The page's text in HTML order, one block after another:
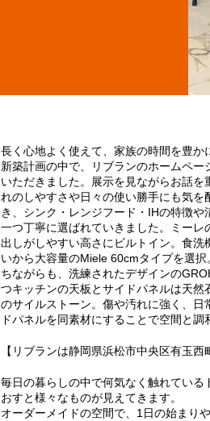
長く心地よく使えて、家族の時間を豊
新築計画の中で、リブランのホームペ
いただきました。展示を見ながらお話
れのしやすさや日々の使い勝手にも気
き、シンク・レンジフード・IHの特徴
一つ丁寧に選ばれていきました。ミー
出しがしやすい高さにビルトイン。食
いから大容量のMiele 60cmタイプを選
ちながらも、洗練されたデザインの
つキッチンの天板とサイドパネルは天
のサイルストーン。傷や汚れに強く、
ドパネルを同素材にすることで空間と調
【リブランは静岡県浜松市中央区有玉
毎日の暮らしの中で何気なく触れてい
おすと様々なものが見えてきます。
オーダーメイドの空間で、1日の始まり